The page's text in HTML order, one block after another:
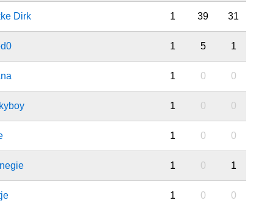
Dirk 1 39 31
1 5 1
1 0 0
1 0 0
1 0 0
1 0 1
1 0 0